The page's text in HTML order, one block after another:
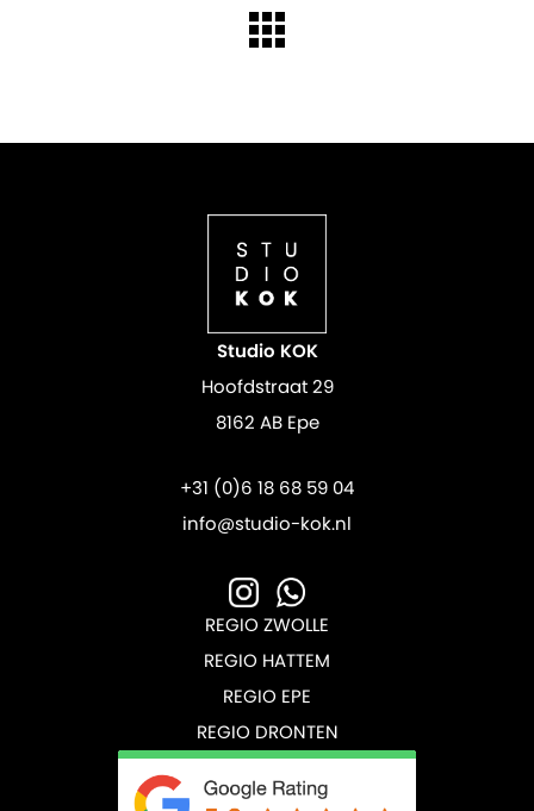
Studio KOK
Hoofdstraat 29
8162 AB Epe
+31 (0)6 18 68 59 04
info@studio-kok.nl
REGIO ZWOLLE
REGIO HATTEM
REGIO EPE
REGIO DRONTEN